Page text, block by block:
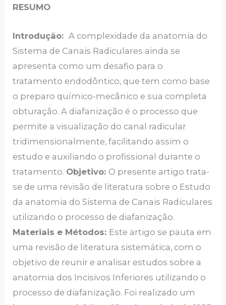
RESUMO
Introdução:A complexidade da anatomia do
Sistema de Canais Radiculares ainda se
apresenta como um desafio para o
tratamento endodôntico, que tem como base
o preparo químico-mecânico e sua completa
obturação. A diafanização é o processo que
permite a visualização do canal radicular
tridimensionalmente, facilitando assim o
estudo e auxiliando o profissional durante o
tratamento. Objetivo: O presente artigo trata-
se de uma revisão de literatura sobre o Estudo
da anatomia do Sistema de Canais Radiculares
utilizando o processo de diafanização.
Materiais e Métodos: Este artigo se pauta em
uma revisão de literatura sistemática, com o
objetivo de reunir e analisar estudos sobre a
anatomia dos Incisivos Inferiores utilizando o
processo de diafanização. Foi realizado um